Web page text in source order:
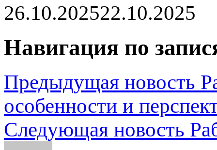
26.10.202522.10.2025
Навигация по
Предыдущая новость
особенности и
Следующая новость